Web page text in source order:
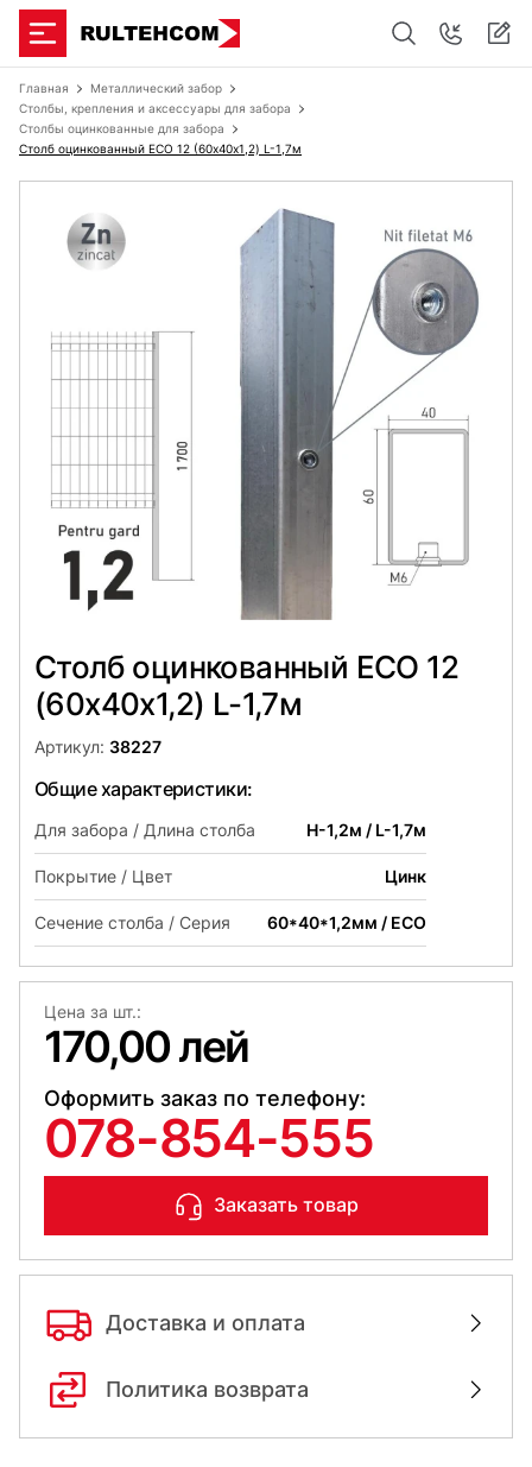
Главная
Металлический забор
Столбы, крепления и аксессуары для забора
Столбы оцинкованные для забора
Столб оцинкованный ЕСО 12 (60х40x1,2) L-1,7м
Столб оцинкованный ЕСО 12
(60х40x1,2) L-1,7м
Артикул: 38227
Общие характеристики:
Для забора / Длина столба H-1,2м / L-1,7м
Покрытие / Цвет Цинк
Сечение столба / Серия 60*40*1,2мм / ECO
Цена за шт.:
170,00 лей
Оформить заказ по телефону:
078-854-555
Заказать товар
Доставка и оплата
Политика возврата